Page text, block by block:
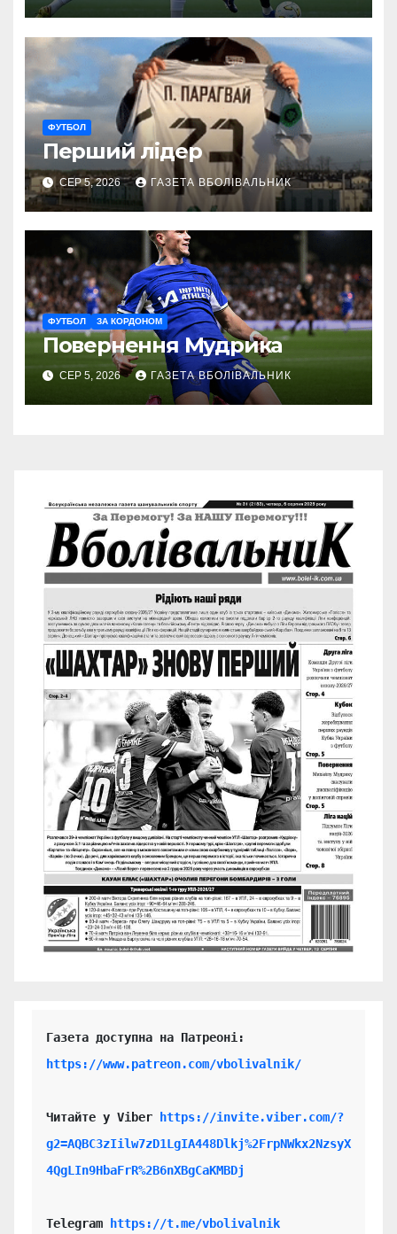
ФУТБОЛ
Перший лідер
СЕР 5, 2026 ГАЗЕТА ВБОЛІВАЛЬНИК
ФУТБОЛ ЗА КОРДОНОМ
Повернення Мудрика
СЕР 5, 2026 ГАЗЕТА ВБОЛІВАЛЬНИК
https://www.patreon.com/vbolivalnik/
Читайте у Viber
https://invite.viber.com/?
g2=AQBC3zIilw7zD1LgIA448Dlkj%2FrpNWkx2NzsyX
4QgLIn9HbaFrR%2B6nXBgCaKMBDj
Telegram https://t.me/vbolivalnik